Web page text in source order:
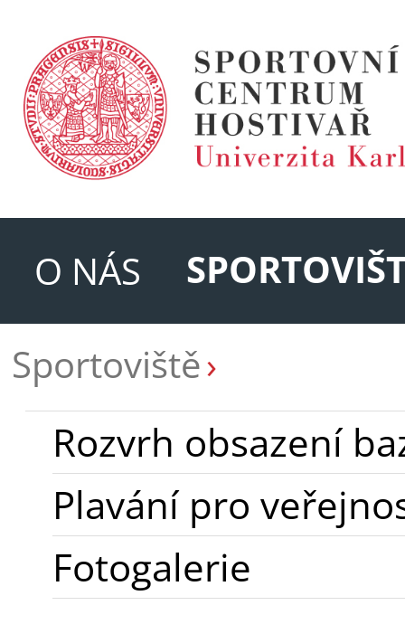
O NÁS
Sportoviště
Rozvrh obsazení
Plavání pro
Fotogalerie